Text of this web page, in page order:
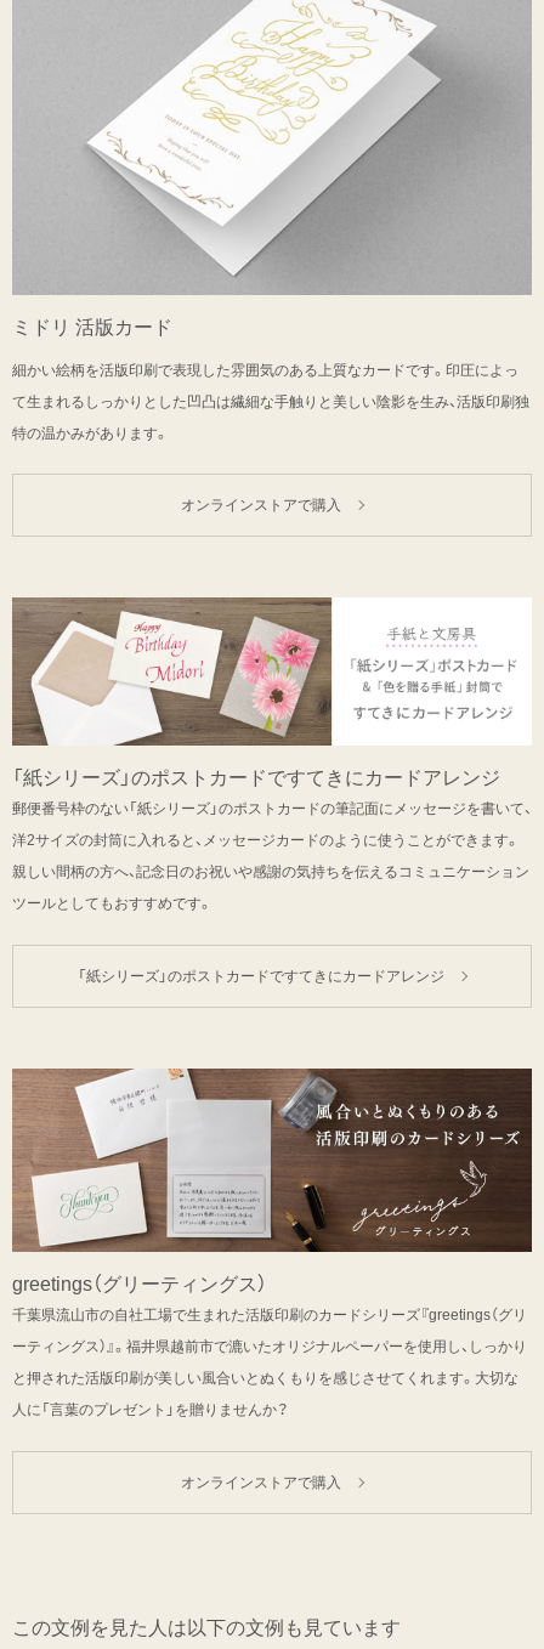
ミドリ 活版カード
細かい絵柄を活版印刷で表現した雰囲気のある上質なカードです。印圧によっ
て生まれるしっかりとした凹凸は繊細な手触りと美しい陰影を生み、活版印刷独
特の温かみがあります。
オンラインストアで購入
「紙シリーズ」のポストカードですてきにカードアレンジ
郵便番号枠のない「紙シリーズ」のポストカードの筆記面にメッセージを書いて、
洋2サイズの封筒に入れると、メッセージカードのように使うことができます。
親しい間柄の方へ、記念日のお祝いや感謝の気持ちを伝えるコミュニケーション
ツールとしてもおすすめです。
「紙シリーズ」のポストカードですてきにカードアレンジ
greetings（グリーティングス）
千葉県流山市の自社工場で生まれた活版印刷のカードシリーズ『greetings（グリ
ーティングス）』。福井県越前市で漉いたオリジナルペーパーを使用し、しっかり
と押された活版印刷が美しい風合いとぬくもりを感じさせてくれます。大切な
人に「言葉のプレゼント」を贈りませんか？
オンラインストアで購入
この文例を見た人は以下の文例も見ています